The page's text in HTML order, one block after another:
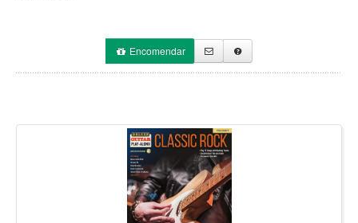
Encomendar